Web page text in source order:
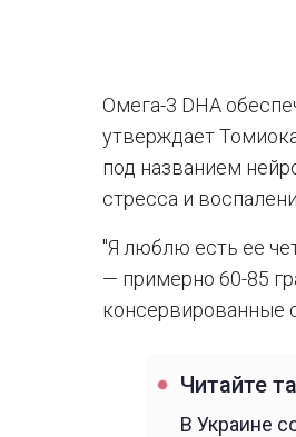
Омега-3 DHA
утверждает
под названием
стресса и
"Я люблю есть ее
— примерно 60-85
консервированные
Читайте
В Украине